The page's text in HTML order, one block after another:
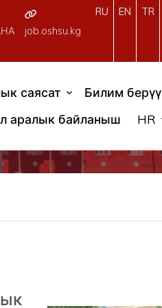
job.oshsu.kg
RU EN TR
саясат Билим берүү
аралык байланыш
HR